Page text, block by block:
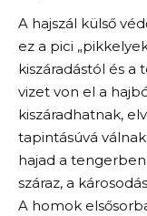
A hajszál külső
ez a pici
kiszáradástól és a
vizet von el a
kiszáradhatnak,
tapintásúvá
hajad a
száraz, a
A homok